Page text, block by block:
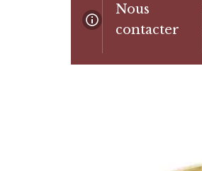
Nous
contacter